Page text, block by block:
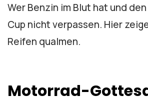
Wer Benzin im Blut hat und
Cup nicht verpassen. Hier
Reifen qualmen.
Motorrad-